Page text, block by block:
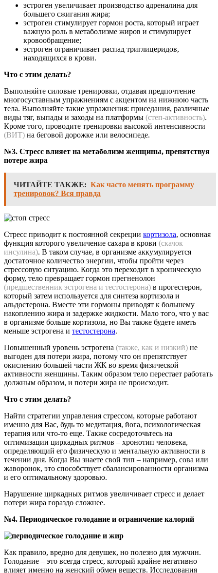
эстроген увеличивает производство адреналина для
большего сжигания жира;
эстроген стимулирует гормон роста, который играет
важную роль в метаболизме жиров и стимулирует
кровообращение;
эстроген ограничивает распад триглицеридов,
находящихся в крови.
Что с этим делать?
Выполняйте силовые тренировки, отдавая предпочтение
многосуставным упражнениям с акцентом на нижнюю часть
тела. Выполняйте такие упражнения: приседания, различные
виды тяг, выпады и заходы на платформы (степ-активность).
Кроме того, проводите тренировки высокой интенсивности
(ВИТ) на беговой дорожке или велосипеде.
№3. Стресс влияет на метаболизм женщины, препятствуя
потере жира
ЧИТАЙТЕ ТАКЖЕ: Как часто менять программу
тренировок? Вся правда
Стресс приводит к постоянной секреции кортизола, основная
функция которого увеличение сахара в крови (скачок
инсулина). В таком случае, в организме аккумулируется
достаточное количество энергии, чтобы пройти через
стрессовую ситуацию. Когда это переходит в хроническую
форму, тело превращает гормон прегненолон
(предшественник эстрогена и тестостерона) в прогестерон,
который затем используется для синтеза кортизола и
альдостерона. Вместе эти гормоны приводят к большему
накоплению жира и задержке жидкости. Мало того, что у вас
в организме больше кортизола, но Вы также будете иметь
меньше эстрогена и тестостерона.
Повышенный уровень эстрогена (также, как и низкий) не
выгоден для потери жира, потому что он препятствует
окислению большей части ЖК во время физической
активности женщины. Таким образом тело перестает работать
должным образом, и потери жира не происходит.
Что с этим делать?
Найти стратегии управления стрессом, которые работают
именно для Вас, будь то медитация, йога, психологическая
терапия или что-то еще. Также сосредоточьтесь на
оптимизации циркадных ритмов – хронотип человека,
определяющий его физическую и ментальную активности в
течении дня. Когда Вы знаете свой тип – например, сова или
жаворонок, это способствует сбалансированности организма
и его оптимальному здоровью.
Нарушение циркадных ритмов увеличивает стресс и делает
потери жира гораздо сложнее.
№4. Периодическое голодание и ограничение калорий
Как правило, вредно для девушек, но полезно для мужчин.
Голодание – это всегда стресс, который крайне негативно
влияет именно на женский обмен веществ. Исследования